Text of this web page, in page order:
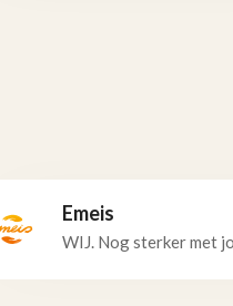
Emeis
WIJ. Nog sterker met